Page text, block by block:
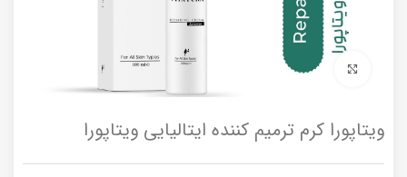
برای بزرگنمایی کلیک کنید
ویتاپورا کرم ترمیم کننده ایتالیایی ویتاپورا